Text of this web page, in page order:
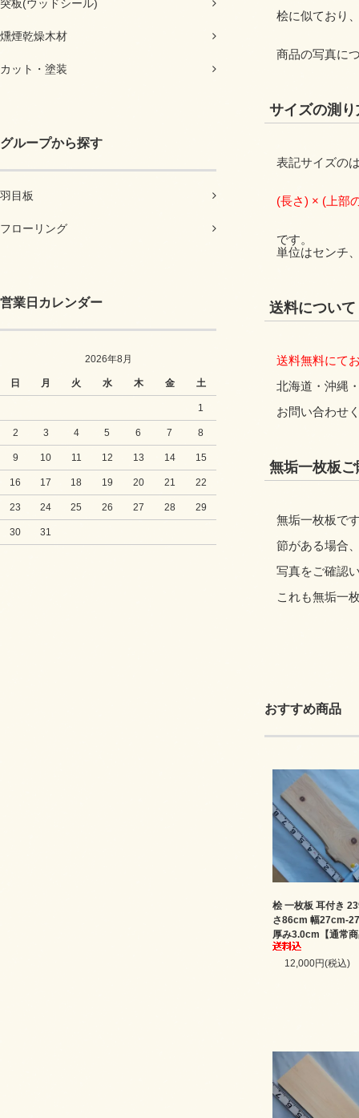
突板(ウッドシール)
燻煙乾燥木材
カット・塗装
グループから探す
羽目板
フローリング
営業日カレンダー
2026年8月
日 月 火 水 木 金 土
1
2 3 4 5 6 7 8
9 10 11 12 13 14 15
16 17 18 19 20 21 22
23 24 25 26 27 28 29
30 31
桧に似ており
商品の写真に
サイズの測
表記サイズの
(長さ) × (上部
です。
単位はセンチ
送料について
送料無料にて
北海道・沖縄
お問い合わせ
無垢一枚板
無垢一枚板で
節がある場合
写真をご確認
これも無垢一
おすすめ商品
桧 一枚板 耳付き
さ86cm 幅27cm-
厚み3.0cm【通常
12,000円(税込)